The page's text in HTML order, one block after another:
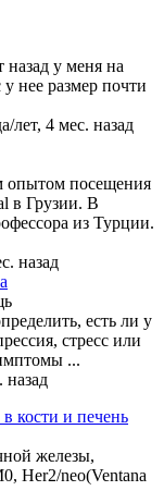
назад у меня на
нее размер почти
лет, 4 мес. назад
опытом посещения
в Грузии. В
из Турции.
назад
есть ли у
стресс или
...
назад
кости и печень
железы,
Her2/neo(Ventana